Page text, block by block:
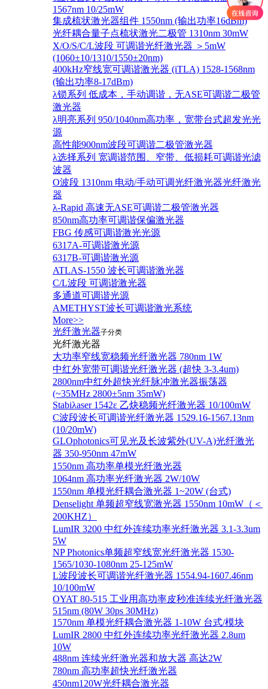
1567nm 10/25mW
集成梳状激光器组件 1550nm (输出功率16dBm)
光纤耦合量子点梳状激光二极管 1310nm 30mW
X/O/S/C/L波段 可调谐光纤激光器 ＞5mW
(1060±10/1310/1550±20nm)
400kHz窄线宽可调谐激光器 (iTLA) 1528-1568nm
(输出功率8-17dBm)
λ锁系列 低成本，手动调谐，无ASE可调谐二极管
激光器
λ明亮系列 950/1040nm高功率，宽带台式超发光光
源
高性能900nm波段可调谐二极管激光器
λ选择系列 宽调谐范围、窄带、低损耗可调谐光滤
波器
O波段 1310nm 电动/手动可调光纤激光器光纤激光
器
λ-Rapid 高速无ASE可调谐二极管激光器
850nm高功率可调谐保偏激光器
FBG 传感可调谐激光光源
6317A-可调谐激光源
6317B-可调谐激光源
ATLAS-1550 波长可调谐激光器
C/L波段 可调谐激光器
多通道可调谐光源
AMETHYST波长可调谐激光系统
More>>
光纤激光器子分类
光纤激光器
大功率窄线宽稳频光纤激光器 780nm 1W
中红外宽带可调谐光纤激光器 (超快 3-3.4um)
2800nm中红外超快光纤脉冲激光器振荡器
(~35MHz 2800±5nm 35mW)
Stabiλaser 1542ε 乙炔稳频光纤激光器 10/100mW
C波段波长可调谐光纤激光器 1529.16-1567.13nm
(10/20mW)
GLOphotonics可见光及长波紫外(UV-A)光纤激光
器 350-950nm 47mW
1550nm 高功率单模光纤激光器
1064nm 高功率光纤激光器 2W/10W
1550nm 单模光纤耦合激光器 1~20W (台式)
Denselight 单频超窄线宽激光器 1550nm 10mW（＜
200KHZ）
LumIR 3200 中红外连续功率光纤激光器 3.1-3.3um
5W
NP Photonics单频超窄线宽光纤激光器 1530-
1565/1030-1080nm 25-125mW
L波段波长可调谐光纤激光器 1554.94-1607.46nm
10/100mW
OYAT 80-515 工业用高功率皮秒准连续光纤激光器
515nm (80W 30ps 30MHz)
1570nm 单模光纤耦合激光器 1-10W 台式/模块
LumIR 2800 中红外连续功率光纤激光器 2.8um
10W
488nm 连续光纤激光器和放大器 高达2W
780nm 高功率超快光纤激光器
450nm120W光纤耦合激光器